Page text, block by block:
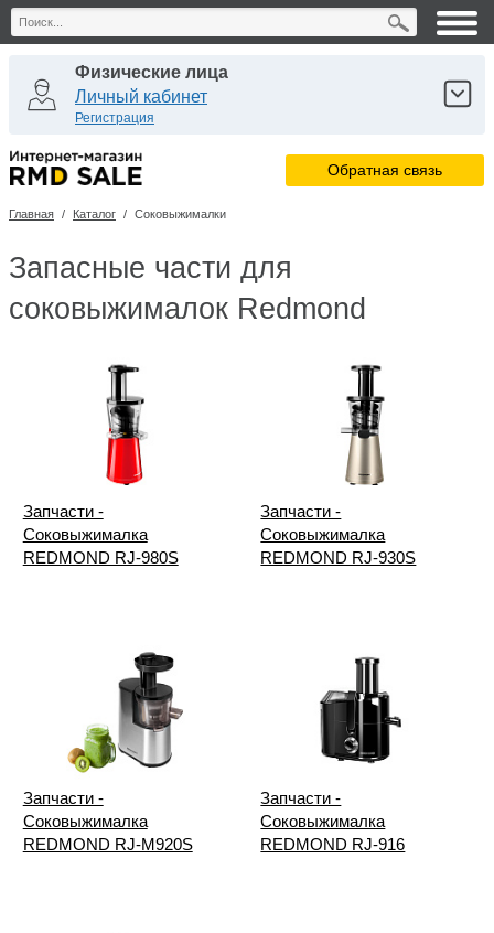
Физические лица
Личный кабинет
Регистрация
Юридические лица
Личный кабинет
Обратная связь
Главная / Каталог / Соковыжималки
Запасные части для
соковыжималок Redmond
Запчасти -
Соковыжималка
REDMOND RJ-980S
Запчасти -
Соковыжималка
REDMOND RJ-930S
Запчасти -
Соковыжималка
REDMOND RJ-M920S
Запчасти -
Соковыжималка
REDMOND RJ-916